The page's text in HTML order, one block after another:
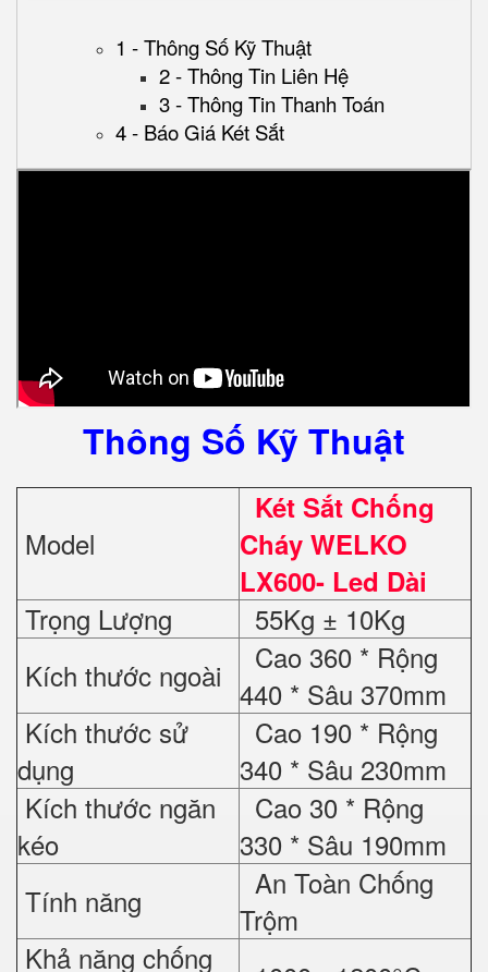
1 - Thông Số Kỹ Thuật
2 - Thông Tin Liên Hệ
3 - Thông Tin Thanh Toán
4 - Báo Giá Két Sắt
Thông Số Kỹ Thuật
Model
Két Sắt Chống
Cháy WELKO
LX600- Led Dài
Trọng Lượng
55Kg ± 10Kg
Kích thước ngoài
Cao 360 * Rộng
440 * Sâu 370mm
Kích thước sử
dụng
Cao 190 * Rộng
340 * Sâu 230mm
Kích thước ngăn
kéo
Cao 30 * Rộng
330 * Sâu 190mm
Tính năng
An Toàn Chống
Trộm
Khả năng chống